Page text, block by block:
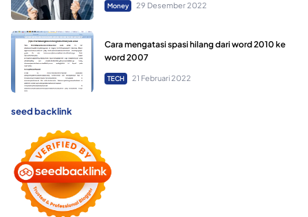
Money 29 Desember 2022
Cara mengatasi spasi hilang dari word 2010 ke
word 2007
TECH 21 Februari 2022
seed backlink